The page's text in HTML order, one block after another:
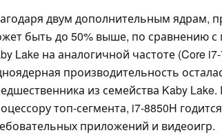
двум дополнительным ядрам,
быть до 50% выше, по сравнению с
Lake на аналогичной частоте (Core
производительность
из семейства Kaby
топ-сегмента, i7-8850H
приложений и видеоигр.